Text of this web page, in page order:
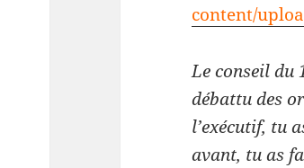
content/
Le conseil du
débattu des
l’exécutif, tu
avant, tu as